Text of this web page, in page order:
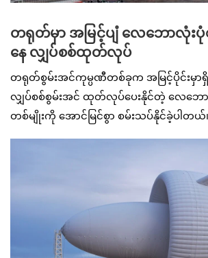
တရုတ်မှာ အမြင့်ပျံ လေဘောလုံ
နေ လျှပ်စစ်ထုတ်လုပ်
တရုတ်စွမ်းအင်ကုမ္ပဏီတစ်ခုက အမြင့်ပိုင်းမှ
လျှပ်စစ်စွမ်းအင် ထုတ်လုပ်ပေးနိုင်တဲ့ လေဘ
တစ်မျိုးကို အောင်မြင်စွာ စမ်းသပ်နိုင်ခဲ့ပါတယ်